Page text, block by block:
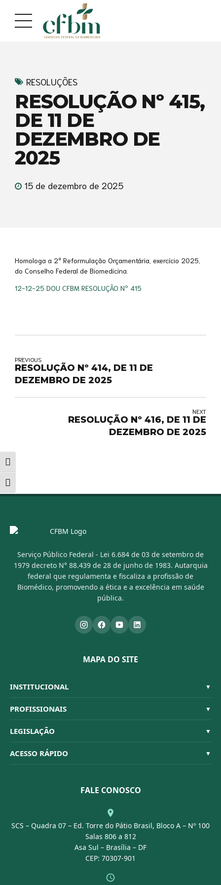
Alternar alto contraste
Alternar tamanho da fonte
RESOLUÇÕES
RESOLUÇÃO Nº 415,
DE 11 DE
DEZEMBRO DE
2025
15 de dezembro de 2025
Homologa a 2ª Reformulação Orçamentária, exercício 2025,
do Conselho Federal de Biomedicina.
12-12-25 DOU CFBM RESOLUÇÃO Nº 415
PREVIOUS
RESOLUÇÃO Nº 414, DE 11 DE
DEZEMBRO DE 2025
NEXT
RESOLUÇÃO Nº 416, DE 11 DE
DEZEMBRO DE 2025
Serviço Público Federal - Lei 6.684 de 03 de setembro de
1979 decreto N° 88.439 de 28 de junho de 1983. Autarquia
federal que regulamenta e fiscaliza a profissão de
Biomédico, promovendo a ética e a excelência em saúde
pública.
MAPA DO SITE
INSTITUCIONAL ▼
Sistema CFBM
Quem Somos
Organograma
Conselheiros
PROFISSIONAIS ▼
Habilitações
Código de Ética
Dúvidas Frequentes
LEGISLAÇÃO ▼
Resoluções
ACESSO RÁPIDO ▼
Portal Transparência
FALE CONOSCO
SCS – Quadra 07 – Ed. Torre do Pátio Brasil, Bloco A – Nº 100
Salas 806 a 812
Asa Sul – Brasília – DF
CEP: 70307-901